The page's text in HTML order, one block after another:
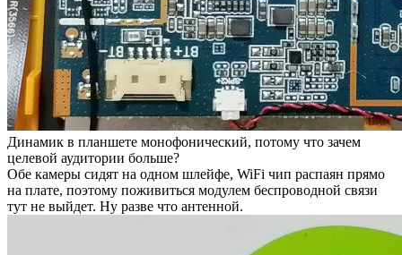
Динамик в планшете монофонический, потому что зачем
целевой аудитории больше?
Обе камеры сидят на одном шлейфе, WiFi чип распаян прямо
на плате, поэтому поживиться модулем беспроводной связи
тут не выйдет. Ну разве что антенной.